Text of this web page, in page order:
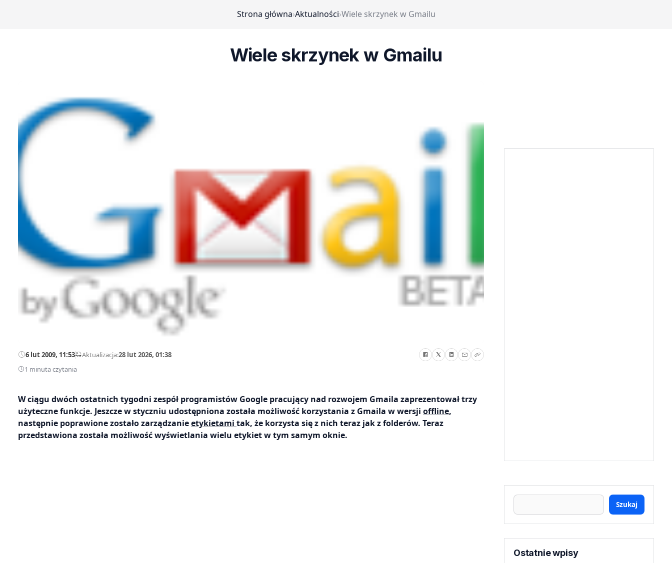
Strona główna›Aktualności›Wiele skrzynek w Gmailu
Wiele skrzynek w Gmailu
6 lut 2009, 11:53—Aktualizacja:28 lut 2026, 01:38
1 minuta czytania
W ciągu dwóch ostatnich tygodni zespół programistów Google pracujący nad rozwojem Gmaila zaprezentował trzy
użyteczne funkcje. Jeszcze w styczniu udostępniona została możliwość korzystania z Gmaila w wersji offline,
następnie poprawione zostało zarządzanieetykietami tak, że korzysta się z nich teraz jak z folderów. Teraz
przedstawiona została możliwość wyświetlania wielu etykiet w tym samym oknie.
Szukaj
Ostatnie wpisy